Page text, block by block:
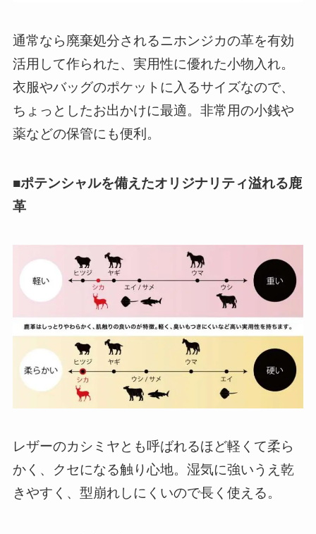
通常なら廃棄処分されるニホンジカの革を有効
活用して作られた、実用性に優れた小物入れ。
衣服やバッグのポケットに入るサイズなので、
ちょっとしたお出かけに最適。非常用の小銭や
薬などの保管にも便利。
■ポテンシャルを備えたオリジナリティ溢れる鹿
革
レザーのカシミヤとも呼ばれるほど軽くて柔ら
かく、クセになる触り心地。湿気に強いうえ乾
きやすく、型崩れしにくいので長く使える。